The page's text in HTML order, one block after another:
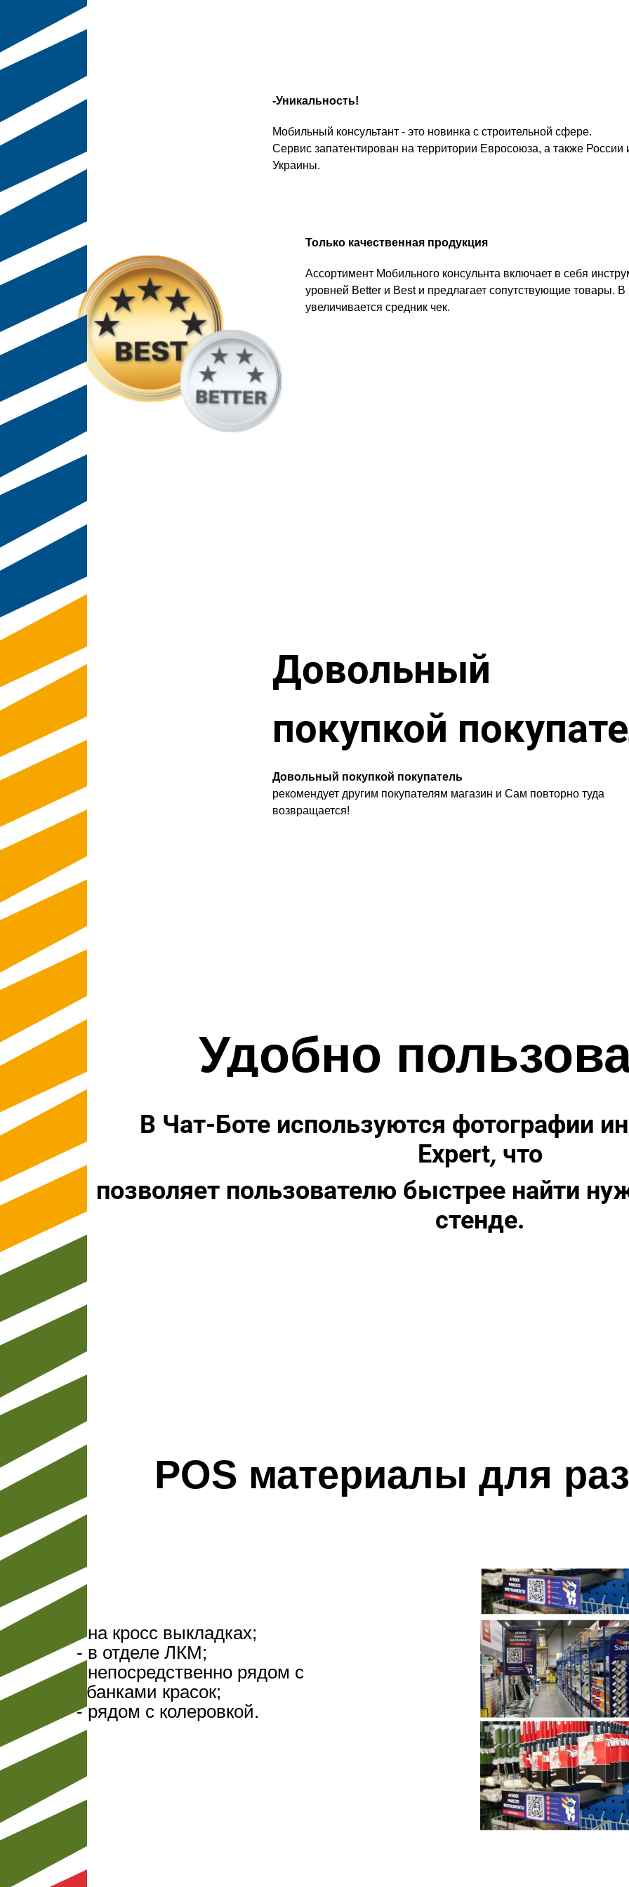
-Уникальность!
Мобильный консультант - это новинка с строительной сфере.
Сервис запатентирован на территории Евросоюза, а также России
Украины.
Только качественная продукция
Ассортимент Мобильного консульнта включает в себя
уровней Better и Best и предлагает сопутствующие товары. В
увеличивается средник чек.
Довольный
покупкой
Довольный покупкой покупатель
рекомендует другим покупателям магазин и Сам повторно туда
возвращается!
Удобно
B Чат-Боте используются фотографии
Expert, что
позволяет пользователю быстрее найти
стенде.
POS материалы для
- на кросс выкладках;
- в отделе ЛКМ;
- непосредственно рядом с
банками красок;
- рядом с колеровкой.